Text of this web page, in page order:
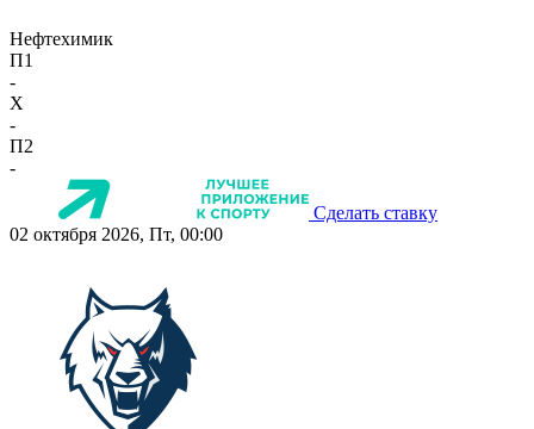
Нефтехимик
П1
-
X
-
П2
-
Сделать ставку
02 октября 2026, Пт, 00:00